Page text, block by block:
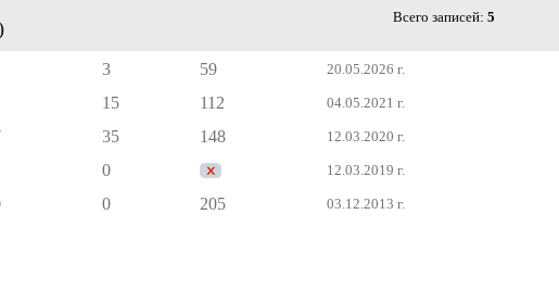
Всего записей: 5
3 59 20.05.2026 г.
15 112 04.05.2021 г.
35 148 12.03.2020 г.
0 12.03.2019 г.
0 205 03.12.2013 г.